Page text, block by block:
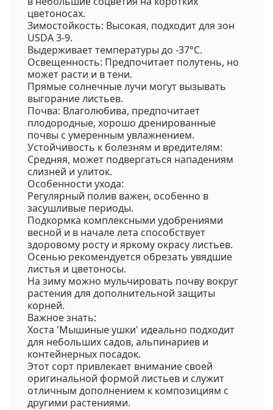
цветоносах.
Зимостойкость: Высокая, подходит для зон
USDA 3-9.
Выдерживает температуры до -37°C.
Освещенность: Предпочитает полутень, но
может расти и в тени.
Прямые солнечные лучи могут вызывать
выгорание листьев.
Почва: Влаголюбива, предпочитает
плодородные, хорошо дренированные
почвы с умеренным увлажнением.
Устойчивость к болезням и вредителям:
Средняя, может подвергаться нападениям
слизней и улиток.
Особенности ухода:
Регулярный полив важен, особенно в
засушливые периоды.
Подкормка комплексными удобрениями
весной и в начале лета способствует
здоровому росту и яркому окрасу листьев.
Осенью рекомендуется обрезать увядшие
листья и цветоносы.
На зиму можно мульчировать почву вокруг
растения для дополнительной защиты
корней.
Важное знать:
Хоста 'Мышиные ушки' идеально подходит
для небольших садов, альпинариев и
контейнерных посадок.
Этот сорт привлекает внимание своей
оригинальной формой листьев и служит
отличным дополнением к композициям с
другими растениями.